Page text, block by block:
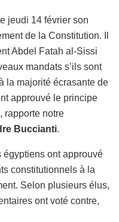
jeudi 14 février son
de la Constitution. Il
Abdel Fatah al-Sissi
mandats s’ils sont
la majorité écrasante de
approuvé le principe
rapporte notre
Buccianti.
égyptiens ont approuvé
constitutionnels à la
Selon plusieurs élus,
ont voté contre,